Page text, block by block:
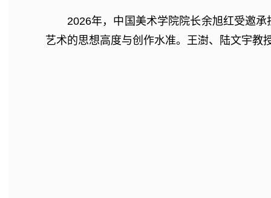
2026年，中国美术学院院长余旭红受邀
艺术的思想高度与创作水准。王澍、陆文宇教